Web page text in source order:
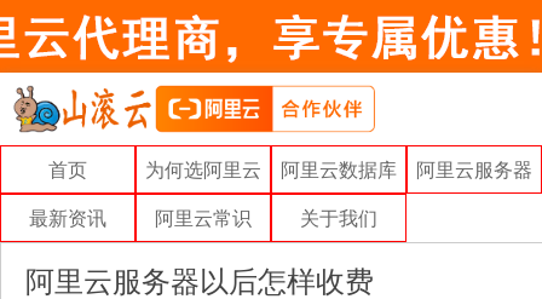
首页 为何选阿里云 阿里云数据库 阿里云服务器
最新资讯 阿里云常识 关于我们
阿里云服务器以后怎样收费